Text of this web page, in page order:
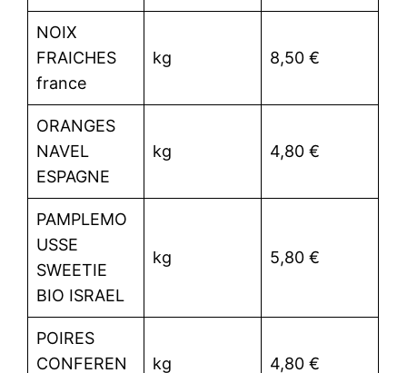
NOIX
FRAICHES
france
kg 8,50 €
ORANGES
NAVEL
ESPAGNE
kg 4,80 €
PAMPLEMO
USSE
SWEETIE
BIO ISRAEL
kg 5,80 €
POIRES
CONFEREN
kg 4,80 €